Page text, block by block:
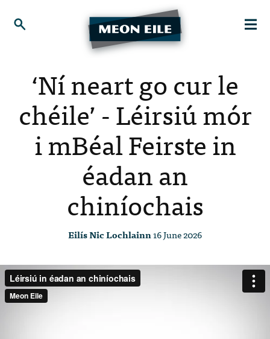
‘Ní neart go cur le
chéile’ - Léirsiú mór
i mBéal Feirste in
éadan an
chiníochais
Eilís Nic Lochlainn16 June 2026